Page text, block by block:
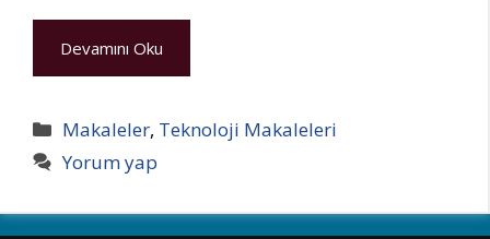
Devamını Oku
Kategoriler
Makaleler, Teknoloji Makaleleri
Yorum yap